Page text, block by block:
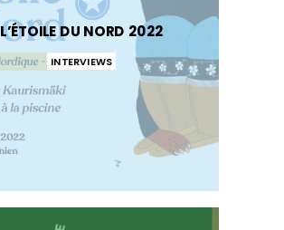
L’ÉTOILE DU NORD 2022
INTERVIEWS